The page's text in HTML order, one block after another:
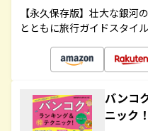
【永久保存版】壮大な銀河
とともに旅行ガイドスタイ
バンコ
ニック！